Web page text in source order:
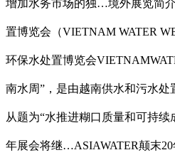
增加水务市场的独…境外展览简
置博览会（VIETNAM WATER
环保水处置博览会
南水周”，是由越南供水和污水处
从题为“水推进糊口质量和可持续
年展会将继…ASIAWATER颠末